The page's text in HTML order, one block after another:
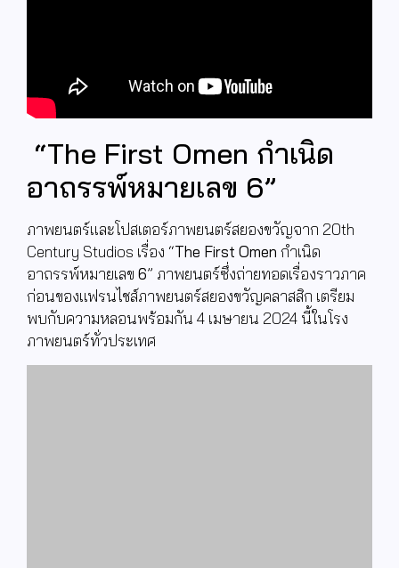
“The First Omen กำเนิด
อาถรรพ์หมายเลข 6”
ภาพยนตร์และโปสเตอร์ภาพยนตร์สยองขวัญจาก 20th
Century Studios เรื่อง “The First Omen กำเนิด
อาถรรพ์หมายเลข 6” ภาพยนตร์ซึ่งถ่ายทอดเรื่องราวภาค
ก่อนของแฟรนไชส์ภาพยนตร์สยองขวัญคลาสสิก เตรียม
พบกับความหลอนพร้อมกัน 4 เมษายน 2024 นี้ในโรง
ภาพยนตร์ทั่วประเทศ